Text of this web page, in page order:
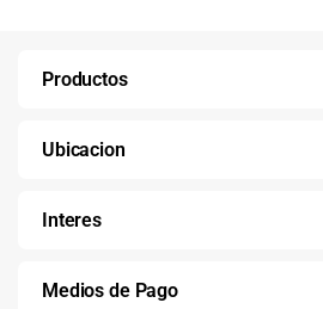
Productos
Ubicacion
Interes
Medios de Pago